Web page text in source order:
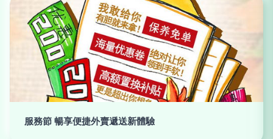
服務節 暢享便捷外賣遞送新體驗